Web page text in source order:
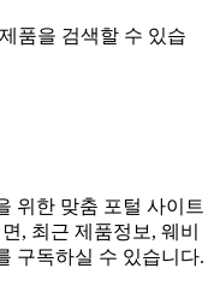
품을 검색할 수 있습
위한 맞춤 포털 사이트
, 최근 제품정보, 웨비
구독하실 수 있습니다.